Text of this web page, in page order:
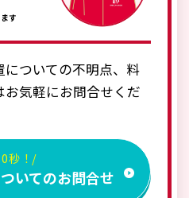
す
ついての不明点、料
気軽にお問合せくだ
秒！/
いてのお問合せ